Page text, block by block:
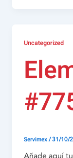
Uncategorized
Servimex/31/10/